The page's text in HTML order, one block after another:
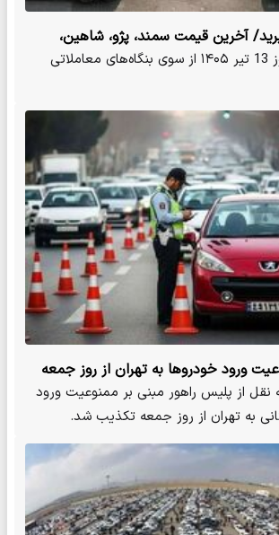
برید/ آخرین قیمت سمند، پژو، شاهین،
قیمت خودرو امروز 13 تیر ۱۴۰۵ از سوی بنگاه‌های معاملاتی
ورود خودروها به تهران از روز جمعه
نقل از پلیس راهور مبنی بر ممنوعیت ورود
به تهران از روز جمعه تکذیب شد.